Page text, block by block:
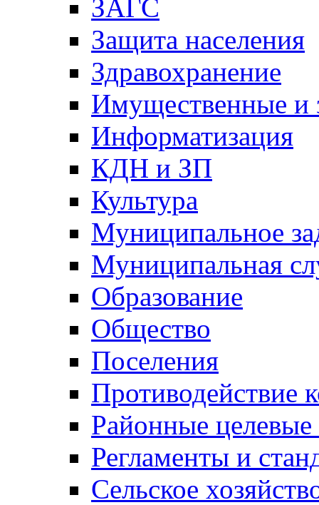
ЗАГС
Защита населения
Здравохранение
Имущественные и
Информатизация
КДН и ЗП
Культура
Муниципальное
Муниципальная
Образование
Общество
Поселения
Противодействие
Районные
Регламенты и
Сельское